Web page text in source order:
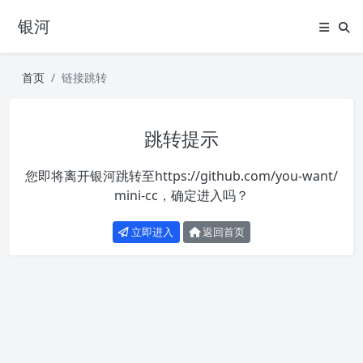
银河
首页 链接跳转
跳转提示
您即将离开银河跳转至https://github.com/you-want/
mini-cc ，确定进入吗？
立即进入 返回首页